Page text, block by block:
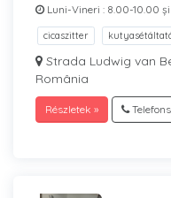
Luni-Vineri : 8.00-10.00
cicaszitter
Strada Ludwig van
România
Részletek »